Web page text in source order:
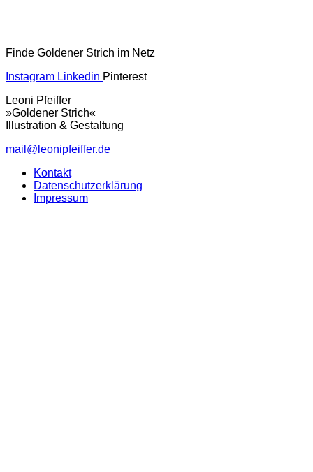
Finde Goldener Strich im Netz
Instagram Linkedin Pinterest
Leoni Pfeiffer
»Goldener Strich«
Illustration & Gestaltung
mail@leonipfeiffer.de
Kontakt
Datenschutzerklärung
Impressum